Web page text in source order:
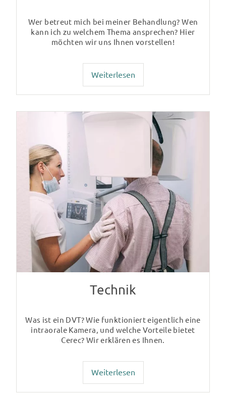
Wer betreut mich bei meiner Behandlung? Wen
kann ich zu welchem Thema ansprechen? Hier
möchten wir uns Ihnen vorstellen!
Weiterlesen
Technik
Was ist ein DVT? Wie funktioniert eigentlich eine
intraorale Kamera, und welche Vorteile bietet
Cerec? Wir erklären es Ihnen.
Weiterlesen